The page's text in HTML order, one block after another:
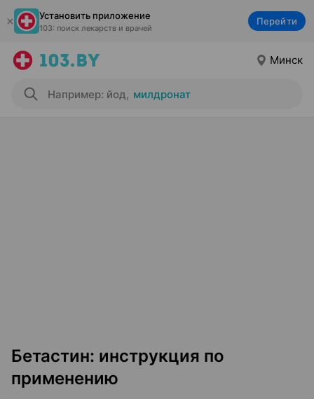
Установить приложение
103: поиск лекарств и врачей
Перейти
Минск
Например: йод, милдронат
Бетастин: инструкция по
применению